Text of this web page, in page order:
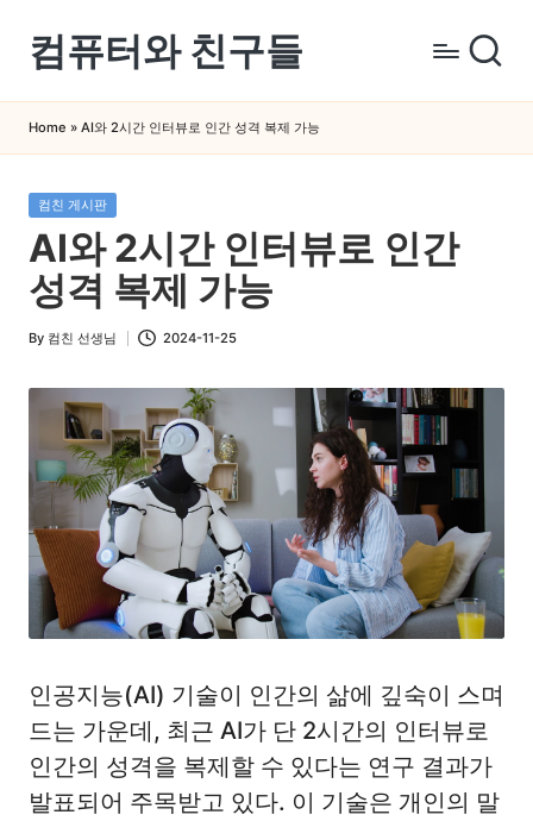
Skip
content
컴퓨터와 친구들
퓨
터
스
마
트
폰
을
게
우
는
곳
Home » AI와 2시간 인터뷰로 인간 성격 복제 가능
Posted
in
컴친 게시판
AI와 2시간 인터뷰로 인간
성격 복제 가능
Posted
By 컴친 선생님 2024-11-25
인공지능(AI) 기술이 인간의 삶에 깊숙이 스며
드는 가운데, 최근 AI가 단 2시간의 인터뷰로
인간의 성격을 복제할 수 있다는 연구 결과가
발표되어 주목받고 있다. 이 기술은 개인의 말